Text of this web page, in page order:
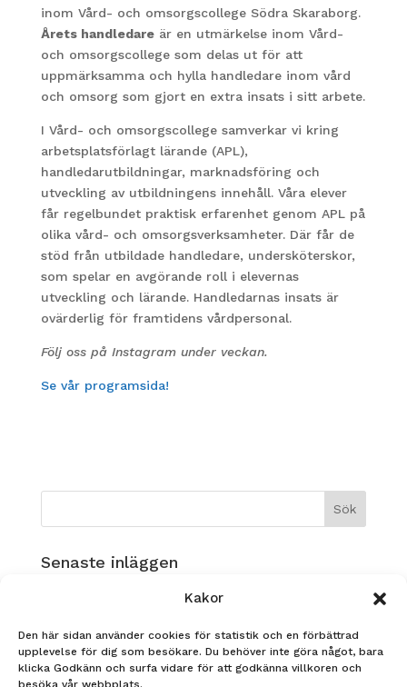
Kakor
Den här sidan använder cookies för statistik och en förbättrad
upplevelse för dig som besökare. Du behöver inte göra något, bara
klicka Godkänn och surfa vidare för att godkänna villkoren och
besöka vår webbplats.
inom Vård- och omsorgscollege Södra Skaraborg.
Årets handledareär en utmärkelse inom Vård-
och omsorgscollege som delas ut för att
uppmärksamma och hylla handledare inom vård
och omsorg som gjort en extra insats i sitt arbete.
I Vård- och omsorgscollege samverkar vi kring
arbetsplatsförlagt lärande (APL),
handledarutbildningar, marknadsföring och
utveckling av utbildningens innehåll. Våra elever
får regelbundet praktisk erfarenhet genom APL på
olika vård- och omsorgsverksamheter. Där får de
stöd från utbildade handledare, undersköterskor,
som spelar en avgörande roll i elevernas
utveckling och lärande. Handledarnas insats är
ovärderlig för framtidens vårdpersonal.
Följ oss på Instagram under veckan.
Se vår programsida!
Senaste inläggen
Musikverksamhet på Ållebergsgymnasiet!
Nadja Heldin, FS23 tävlar i årets Yrkes-SM!
STUDENT 2026